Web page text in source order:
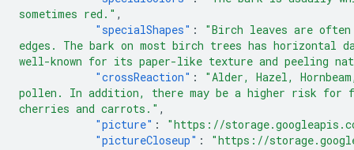
sometimes red." ,
"specialShapes" :
"Birch leaves are
edges. The bark on most birch trees has
well-known for its paper-like texture and peeling
"crossReaction" :
"Alder, Hazel,
pollen. In addition, there may be a higher risk for
cherries and carrots." ,
"picture" :
"https://
"pictureCloseup" :
"https://